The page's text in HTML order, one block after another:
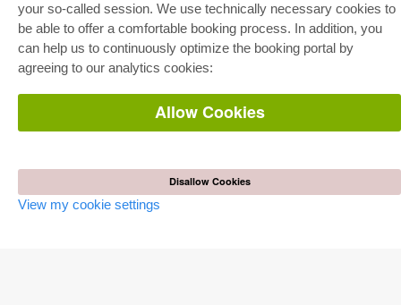
your so-called session. We use technically necessary cookies to
be able to offer a comfortable booking process. In addition, you
can help us to continuously optimize the booking portal by
agreeing to our analytics cookies:
Allow Cookies
Disallow Cookies
View my cookie settings
Full Package
Department Packages
Pick & Choose
E-Book Delivery
AUTOR WERDEN